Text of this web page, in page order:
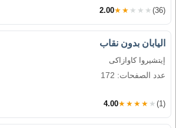
2.00★★★★★ (36)
اليابان بدون نقاب
إيتشيروا كاوازاكى
عدد الصفحات: 172
4.00★★★★★ (1)